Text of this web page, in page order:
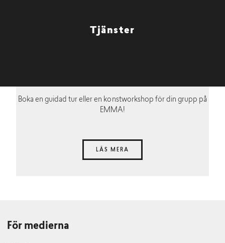
Tjänster
Boka en guidad tur eller en konstworkshop för din grupp på
EMMA!
LÄS MERA
För medierna